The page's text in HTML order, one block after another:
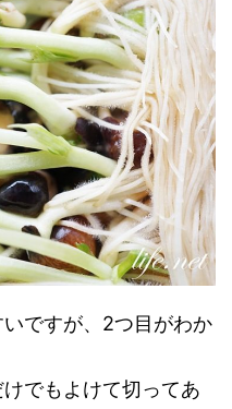
ですが、2つ目がわか
でもよけて切ってあ